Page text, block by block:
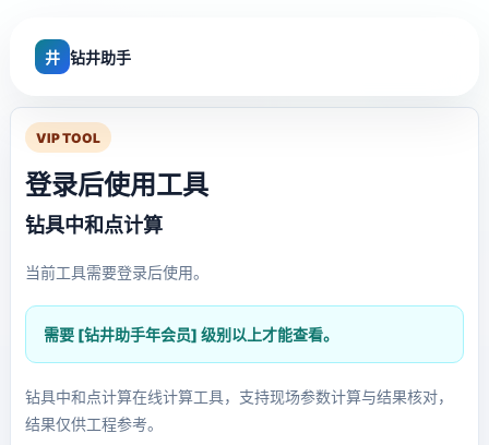
井 钻井助手
VIP TOOL
登录后使用工具
钻具中和点计算
当前工具需要登录后使用。
需要 [钻井助手年会员] 级别以上才能查看。
钻具中和点计算在线计算工具，支持现场参数计算与结果核对，
结果仅供工程参考。